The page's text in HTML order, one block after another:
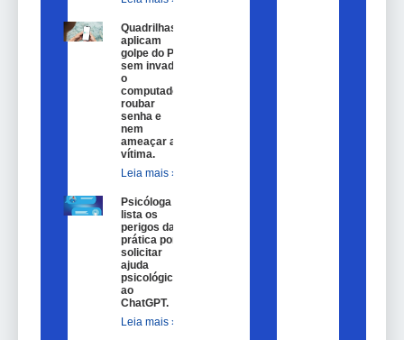
Quadrilhas
aplicam
golpe do Pix
sem invadir
o
computador,
roubar
senha e
nem
ameaçar a
vítima.
Leia mais »
Psicóloga
lista os
perigos da
prática por
solicitar
ajuda
psicológica
ao
ChatGPT.
Leia mais »